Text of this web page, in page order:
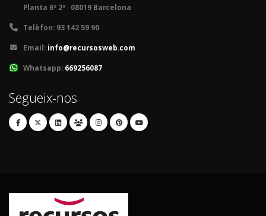
Planta 6ª 2ª · 08019 Barcelona
Telèfon: 93 142 59 90
Email: info@recursosweb.com
Whatsapp: 669256087
Segueix-nos